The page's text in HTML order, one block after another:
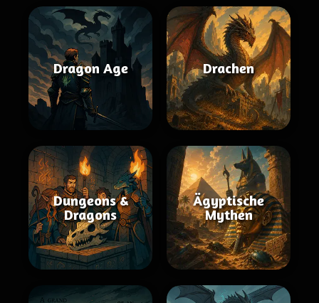
Dragon Age Drachen
Dungeons &
Dragons
Ägyptische
Mythen